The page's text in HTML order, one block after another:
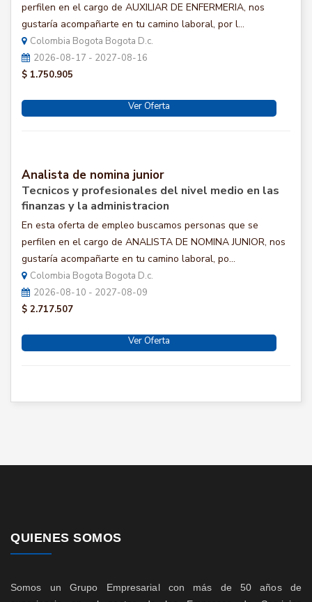
perfilen en el cargo de AUXILIAR DE ENFERMERIA, nos
gustaría acompañarte en tu camino laboral, por l...
Colombia Bogota Bogota D.c.
2026-08-17 - 2027-08-16
$ 1.750.905
Ver Oferta
Analista de nomina junior
Tecnicos y profesionales del nivel medio en las
finanzas y la administracion
En esta oferta de empleo buscamos personas que se
perfilen en el cargo de ANALISTA DE NOMINA JUNIOR, nos
gustaría acompañarte en tu camino laboral, po...
Colombia Bogota Bogota D.c.
2026-08-10 - 2027-08-09
$ 2.717.507
Ver Oferta
QUIENES SOMOS
Somos un Grupo Empresarial con más de 50 años de